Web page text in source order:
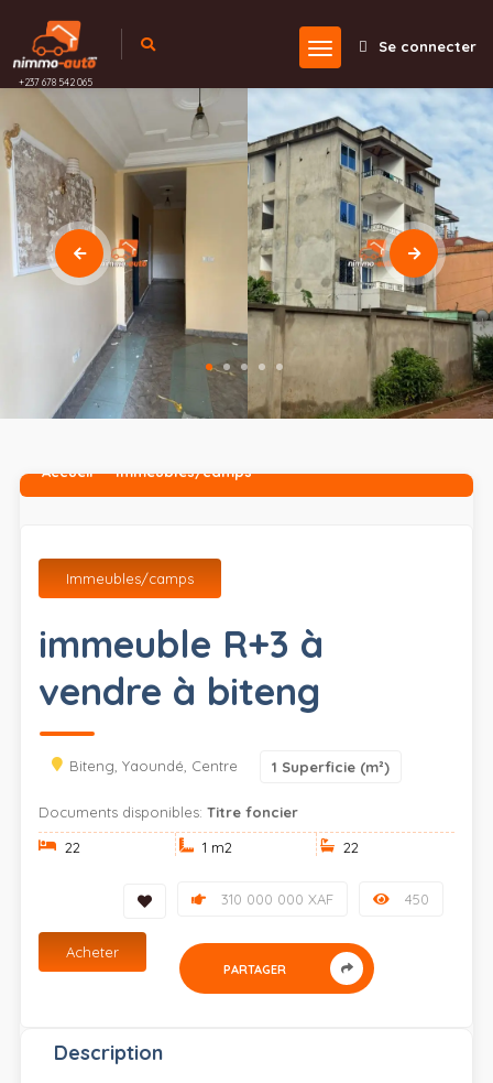
+237 678 542 065
Se connecter
Accueil Immeubles/camps
Immeubles/camps
immeuble R+3 à
vendre à biteng
Biteng, Yaoundé, Centre 1 Superficie (m²)
Documents disponibles:Titre foncier
22
1 m2 22
450
310 000 000 XAF
Acheter
PARTAGER
Description